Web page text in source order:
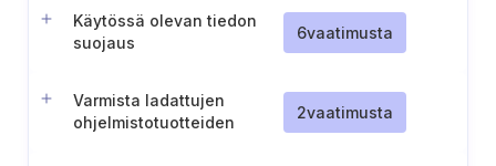
Käytössä olevan tiedon
suojaus
6vaatimusta
Varmista ladattujen
ohjelmistotuotteiden
2vaatimusta